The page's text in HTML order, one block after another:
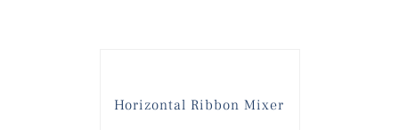
Horizontal Ribbon Mixer